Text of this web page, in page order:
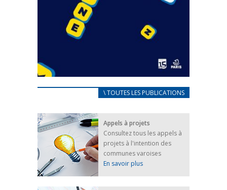
CARNET D’ACCUEIL
25 avril 2022
Afin d’accompagner au mieux les réfugiés
ukrainiens arrivés en France,...
FEUILLETER
\ TOUTES LES PUBLICATIONS
Appels à projets
Consultez tous les appels à
projets à l'intention des
communes varoises
En savoir plus